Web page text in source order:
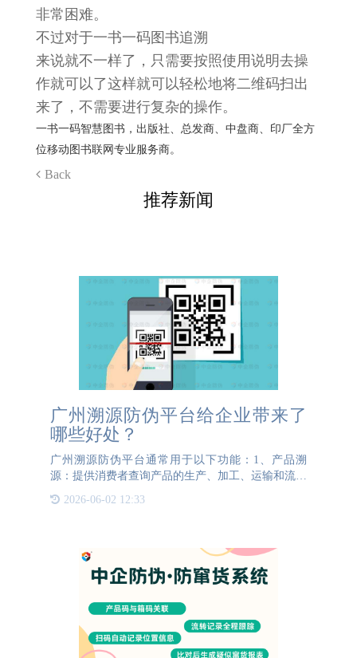
非常困难。
不过对于一书一码 图书追溯
来说就不一样了，只需要按照使用说明去操
作就可以了这样就可以轻松地将二维码扫出
来了，不需要进行复杂的操作。
一书一码智慧图书，出版社、总发商、中盘商、印厂全方
位移动图书联网专业服务商。
Back
推荐新闻
广州溯源防伪平台给企业带来了
哪些好处？
广州溯源防伪平台通常用于以下功能：1、产品溯
源：提供消费者查询产品的生产、加工、运输和流通
伪验证：通过扫描产品包装上的防伪标识或输入相关
2026-06-02 12:33